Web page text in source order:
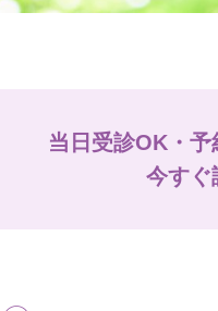
当日受診OK・
今すぐ